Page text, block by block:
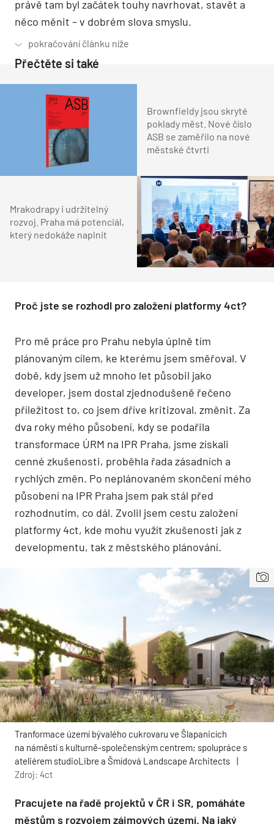
právě tam byl začátek touhy navrhovat, stavět a
něco měnit – v dobrém slova smyslu.
Přečtěte si také
Brownfieldy jsou skryté
poklady měst. Nové číslo
ASB se zaměřilo na nové
městské čtvrti
Mrakodrapy i udržitelný
rozvoj. Praha má potenciál,
který nedokáže naplnit
Proč jste se rozhodl pro založení platformy 4ct?
Pro mě práce pro Prahu nebyla úplně tím
plánovaným cílem, ke kterému jsem směřoval. V
době, kdy jsem už mnoho let působil jako
developer, jsem dostal zjednodušeně řečeno
příležitost to, co jsem dříve kritizoval, změnit. Za
dva roky mého působení, kdy se podařila
transformace ÚRM na IPR Praha, jsme získali
cenné zkušenosti, proběhla řada zásadních a
rychlých změn. Po neplánovaném skončení mého
působení na IPR Praha jsem pak stál před
rozhodnutím, co dál. Zvolil jsem cestu založení
platformy 4ct, kde mohu využít zkušenosti jak z
developmentu, tak z městského plánování.
Tranformace území bývalého cukrovaru ve Šlapanicích
na náměstí s kulturně-společenským centrem; spolupráce s
ateliérem studioLibre a Šmídová Landscape Architects
Zdroj: 4ct
Pracujete na řadě projektů v ČR i SR, pomáháte
městům s rozvojem zájmových území. Na jaký